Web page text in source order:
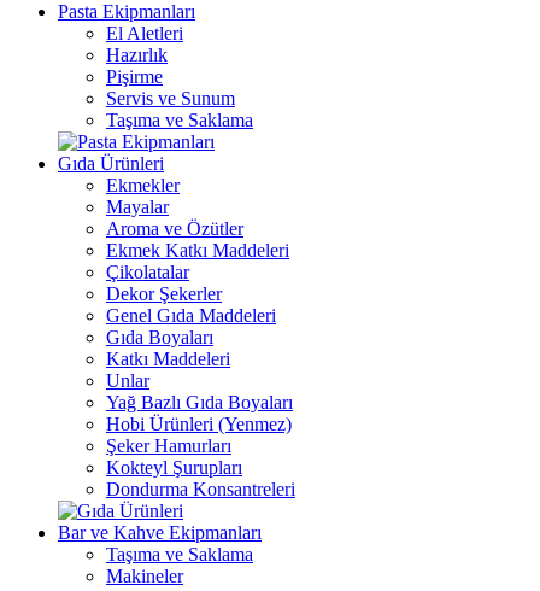
Pasta Ekipmanları
El Aletleri
Hazırlık
Pişirme
Servis ve Sunum
Taşıma ve Saklama
Gıda Ürünleri
Ekmekler
Mayalar
Aroma ve Özütler
Ekmek Katkı Maddeleri
Çikolatalar
Dekor Şekerler
Genel Gıda Maddeleri
Gıda Boyaları
Katkı Maddeleri
Unlar
Yağ Bazlı Gıda Boyaları
Hobi Ürünleri (Yenmez)
Şeker Hamurları
Kokteyl Şurupları
Dondurma Konsantreleri
Bar ve Kahve Ekipmanları
Taşıma ve Saklama
Makineler